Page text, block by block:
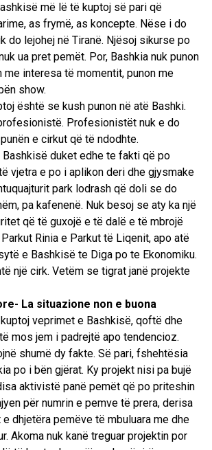
më lë të kuptoj së pari që
as frymë, as koncepte. Nëse i do
do lejohej në Tiranë. Njësoj sikurse po
ua pret pemët. Por, Bashkia nuk punon
me interesa të momentit, punon me
show.
është se kush punon në atë Bashki.
Profesionistët nuk e do
e cirkut që të ndodhte.
duket edhe te fakti që po
vjetra e po i aplikon deri dhe gjysmake
park lodrash që doli se do
pa kafenenë. Nuk besoj se aty ka një
që të guxojë e të dalë e të mbrojë
Rinia e Parkut të Liqenit, apo atë
e Bashkisë te Diga po te Ekonomiku.
një cirk. Vetëm se tigrat janë projekte
La situazione non e buona
veprimet e Bashkisë, qoftë dhe
mos jem i padrejtë apo tendencioz.
shumë dy fakte. Së pari, fshehtësia
po i bën gjërat. Ky projekt nisi pa bujë
aktivistë panë pemët që po priteshin
për numrin e pemve të prera, derisa
dhjetëra pemëve të mbuluara me dhe
Akoma nuk kanë treguar projektin por